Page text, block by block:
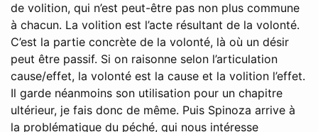
de volition, qui n’est peut-être pas non plus commune
à chacun. La volition est l’acte résultant de la volonté.
C’est la partie concrète de la volonté, là où un désir
peut être passif. Si on raisonne selon l’articulation
cause/effet, la volonté est la cause et la volition l’effet.
Il garde néanmoins son utilisation pour un chapitre
ultérieur, je fais donc de même. Puis Spinoza arrive à
la problématique du péché, qui nous intéresse